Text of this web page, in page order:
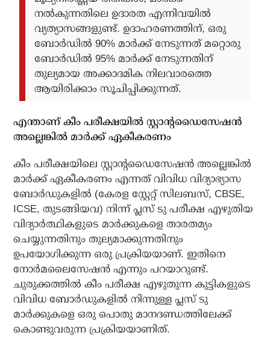
നൽകുന്നതിലെ ഉദാരത എന്നിവയിൽ
വ്യത്യാസങ്ങളുണ്ട്. ഉദാഹരണത്തിന്, ഒരു
ബോർഡിൽ 90% മാർക്ക് നേടുന്നത് മറ്റൊരു
ബോർഡിൽ 95% മാർക്ക് നേടുന്നതിന്
തുല്യമായ അക്കാദമിക നിലവാരത്തെ
ആയിരിക്കാം സൂചിപ്പിക്കുന്നത്.
എന്താണ് കീം പരീക്ഷയിൽ സ്റ്റാന്റഡൈസേഷൻ
അല്ലെങ്കിൽ മാർക്ക് ഏകീകരണം
കീം പരീക്ഷയിലെ സ്റ്റാന്റഡൈസേഷൻ അല്ലെങ്കിൽ
മാർക്ക് ഏകീകരണം എന്നത് വിവിധ വിദ്യാഭ്യാസ
ബോർഡുകളിൽ (കേരള സ്റ്റേറ്റ് സിലബസ്, CBSE,
ICSE, തുടങ്ങിയവ) നിന്ന് പ്ലസ് ടു പരീക്ഷ എഴുതിയ
വിദ്യാർത്ഥികളുടെ മാർക്കുകളെ താരതമ്യം
ചെയ്യുന്നതിനും തുല്യമാക്കുന്നതിനും
ഉപയോഗിക്കുന്ന ഒരു പ്രക്രിയയാണ്. ഇതിനെ
നോർമലൈസേഷൻ എന്നും പറയാറുണ്ട്.
ചുരുക്കത്തിൽ കീം പരീക്ഷ എഴുതുന്ന കുട്ടികളുടെ
വിവിധ ബോർഡുകളിൽ നിന്നുള്ള പ്ലസ് ടു
മാർക്കുകളെ ഒരു പൊതു മാനദണ്ഡത്തിലേക്ക്
കൊണ്ടുവരുന്ന പ്രക്രിയയാണിത്.